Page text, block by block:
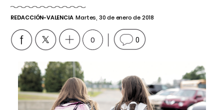
REDACCIÓN-VALENCIA Martes, 30 de enero de 2018
0 0